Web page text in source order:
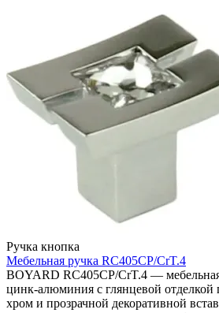
Ручка кнопка
Мебельная ручка RC405CP/CrT.4
BOYARD RC405CP/CrT.4 —
цинк-алюминия с глянцевой
хром и прозрачной декоративной